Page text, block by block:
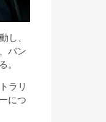
し、
バン
。
ラリ
につ